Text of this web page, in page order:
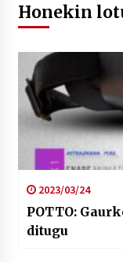
Honekin
2023/03/24
POTTO:
ditugu